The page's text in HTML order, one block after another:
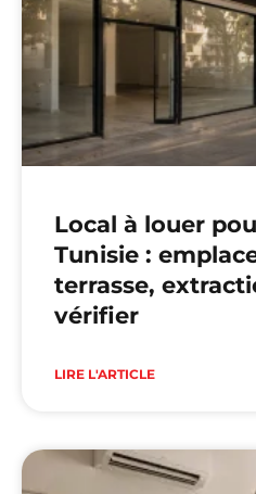
Local à louer
Tunisie :
terrasse,
vérifier
LIRE L'ARTICLE